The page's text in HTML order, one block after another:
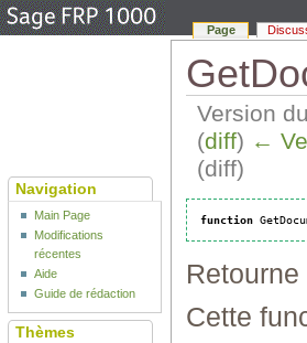
Version
(diff) ←
(diff)
function
Cette
Page
Navigation
Main Page
Modifications
récentes
Aide
Guide de rédaction
Thèmes